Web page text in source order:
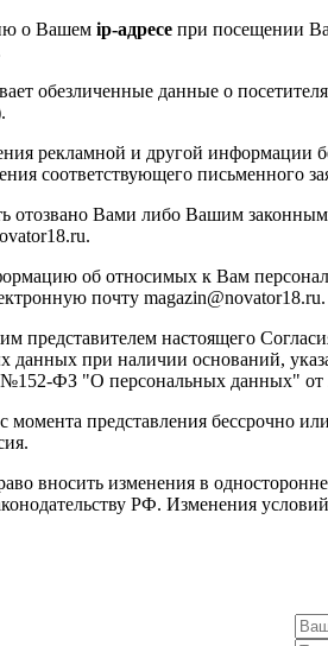
о Вашем ip-адресе при посещении
обезличенные данные о
.
рекламной и другой
соответствующего письменного
отозвано Вами либо Вашим
об относимых к Вам
почту magazin@novator18.ru.
представителем настоящего
данных при наличии оснований,
№152-ФЗ "О персональных данных" от
момента представления бессрочно
вносить изменения в
РФ. Изменения